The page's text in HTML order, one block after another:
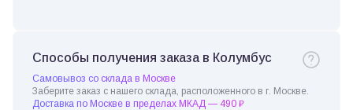
Способы получения заказа в Колумбус
Самовывоз со склада в Москве
Заберите заказ с нашего склада, расположенного в г. Москве.
Доставка по Москве в пределах МКАД — 490 ₽